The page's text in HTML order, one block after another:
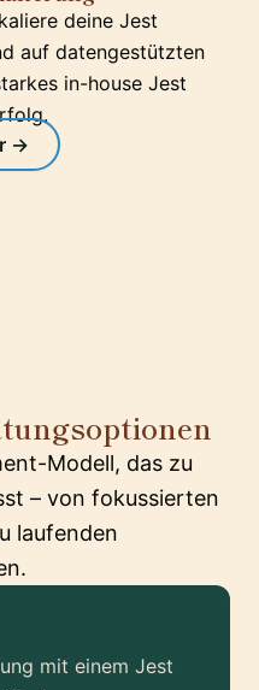
deine Jest
auf datengestützten
in-house Jest
→
Modell, das zu
– von fokussierten
laufenden
mit einem Jest